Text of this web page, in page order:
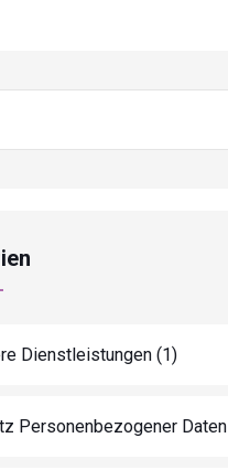
Dienstleistungen (1)
Personenbezogener Daten